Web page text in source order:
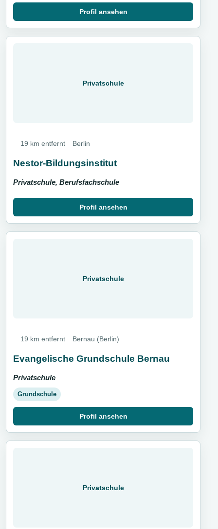
Profil ansehen
Privatschule
19 km entfernt Berlin
Nestor-Bildungsinstitut
Privatschule, Berufsfachschule
Profil ansehen
Privatschule
19 km entfernt Bernau (Berlin)
Evangelische Grundschule Bernau
Privatschule
Grundschule
Profil ansehen
Privatschule